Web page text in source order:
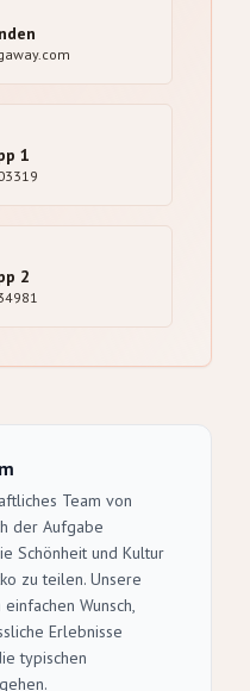
1
2
Team von
der Aufgabe
Schönheit und Kultur
zu teilen. Unsere
Wunsch,
Erlebnisse
typischen